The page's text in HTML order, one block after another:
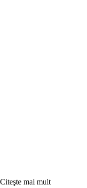
Citeşte mai mult